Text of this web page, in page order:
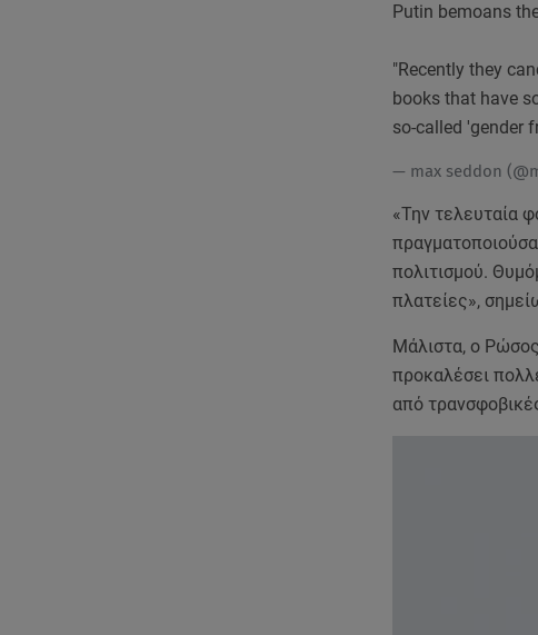
Putin bemoans
"Recently they
books that have
so-called 'gender
— max seddon
«Την τελευταία
πολιτισμού.
πλατείες»,
Μάλιστα, ο
προκαλέσει
από